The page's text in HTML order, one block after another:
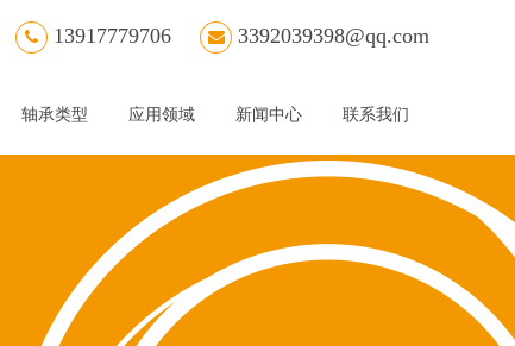
13917779706 3392039398@qq.com
轴承类型 应用领域 新闻中心 联系我们